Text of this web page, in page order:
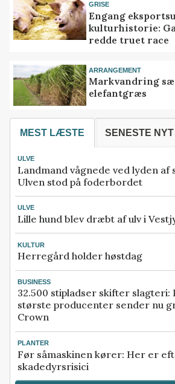
GRISE
Engang
kulturhistorie:
redde truet race
ARRANGEMENT
Markvandring
elefantgræs
MEST LÆSTE SENESTE NYT
ULVE
Landmand vågnede ved lyden af
Ulven stod på foderbordet
ULVE
Lille hund blev dræbt af ulv i
KULTUR
Herregård holder høstdag
BUSINESS
32.500 stipladser skifter slagteri:
største producenter sender nu
Crown
PLANTER
Før såmaskinen kører: Her er
skadedyrsrisici